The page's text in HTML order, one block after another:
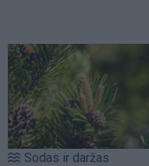
Sodas ir daržas